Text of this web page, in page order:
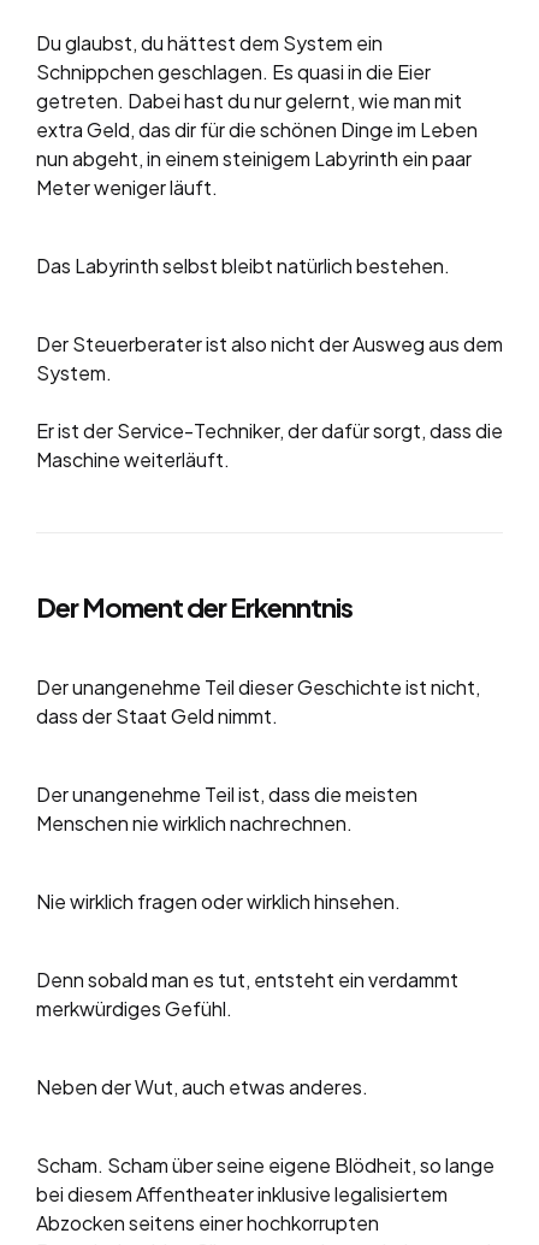
Du glaubst, du hättest dem System ein
Schnippchen geschlagen. Es quasi in die Eier
getreten. Dabei hast du nur gelernt, wie man mit
extra Geld, das dir für die schönen Dinge im Leben
nun abgeht, in einem steinigem Labyrinth ein paar
Meter weniger läuft.
Das Labyrinth selbst bleibt natürlich bestehen.
Der Steuerberater ist also nicht der Ausweg aus dem
System.
Er ist der Service-Techniker, der dafür sorgt, dass die
Maschine weiterläuft.
Der Moment der Erkenntnis
Der unangenehme Teil dieser Geschichte ist nicht,
dass der Staat Geld nimmt.
Der unangenehme Teil ist, dass die meisten
Menschen nie wirklich nachrechnen.
Nie wirklich fragen oder wirklich hinsehen.
Denn sobald man es tut, entsteht ein verdammt
merkwürdiges Gefühl.
Neben der Wut, auch etwas anderes.
Scham. Scham über seine eigene Blödheit, so lange
bei diesem Affentheater inklusive legalisiertem
Abzocken seitens einer hochkorrupten